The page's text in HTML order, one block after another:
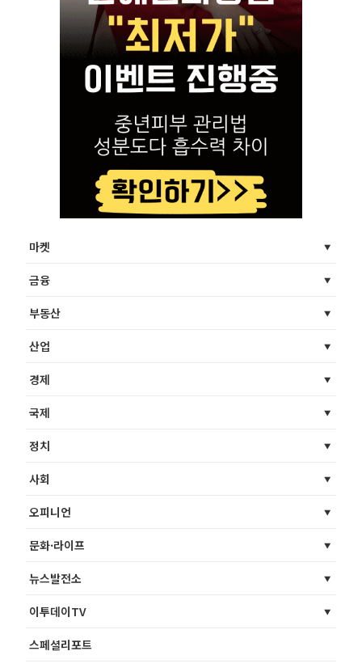
마켓
금융
부동산
산업
경제
국제
정치
사회
오피니언
문화·라이프
뉴스발전소
이투데이TV
스페셜리포트